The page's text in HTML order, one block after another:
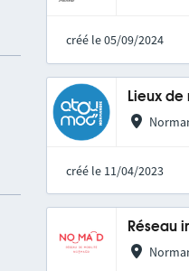
créé le 05/09/2024
Lieux de
créé le 11/04/2023
Réseau